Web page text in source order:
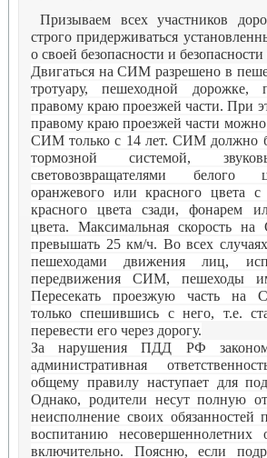
Призываем всех участников
строго придерживаться
о своей безопасности и
Двигаться на СИМ разрешено в
тротуару, пешеходной
правому краю проезжей части. При
правому краю проезжей части можно
СИМ только с 14 лет. СИМ должно
тормозной системой,
световозвращателями белого
оранжевого или красного цвета с
красного цвета сзади, фонарем
цвета. Максимальная скорость
превышать 25 км/ч. Во всех
пешеходами движения лиц,
передвижения СИМ, пешеходы
Пересекать проезжую часть на
только спешившись с него, т.е.
перевести его через дорогу.
За нарушения ПДД РФ законом
административная
общему правилу наступает для
Однако, родители несут полную
неисполнение своих
воспитанию
включительно. Поясню, если